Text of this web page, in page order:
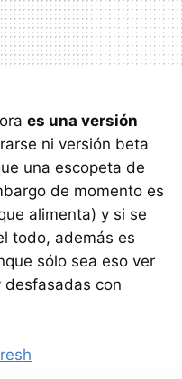
es una versión
ni versión beta
una escopeta de
de momento es
alimenta) y si se
todo, además es
sólo sea eso ver
desfasadas con